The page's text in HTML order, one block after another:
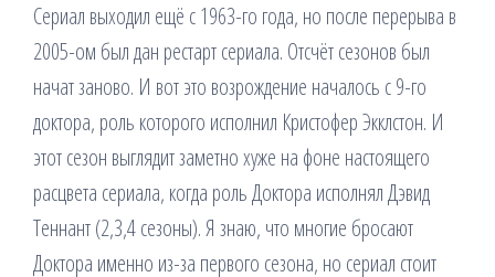
Сериал выходил ещё с 1963-го года, но после перерыва в
2005-ом был дан рестарт сериала. Отсчёт сезонов был
начат заново. И вот это возрождение началось с 9-го
доктора, роль которого исполнил Кристофер Экклстон. И
этот сезон выглядит заметно хуже на фоне настоящего
расцвета сериала, когда роль Доктора исполнял Дэвид
Теннант (2,3,4 сезоны). Я знаю, что многие бросают
Доктора именно из-за первого сезона, но сериал стоит